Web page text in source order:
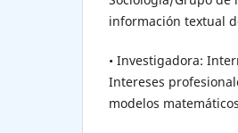
información textual
• Investigadora:
Intereses
modelos